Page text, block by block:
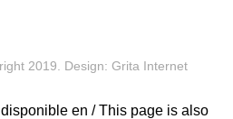
2019. Design: Grita Internet
en / This page is also